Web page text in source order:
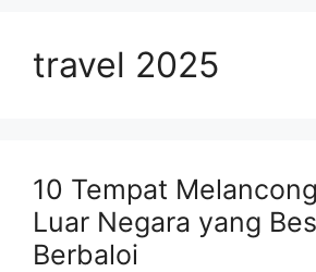
travel 2025
10 Tempat
Luar Negara yang
Berbaloi